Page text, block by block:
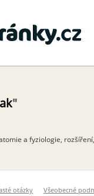
"
a fyziologie,
otázky Všeobecné